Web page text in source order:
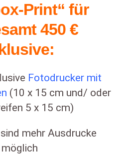
Print“ für
450 €
Fotodrucker mit
(10 x 15 cm und/ oder
5 x 15 cm)
mehr Ausdrucke
möglich